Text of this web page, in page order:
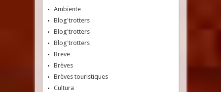
Ambiente
Blog'trotters
Blog'trotters
Blog'trotters
Breve
Brèves
Brèves touristiques
Cultura